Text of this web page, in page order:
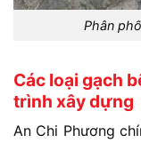
Phân
Các loại gạch
trình xây dựng
An Chi Phương